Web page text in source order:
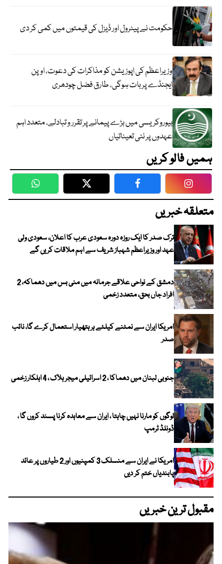
حکومت نے پیٹرول اور ڈیزل کی قیمتوں میں کمی کر دی
وزیراعظم کی اپوزیشن کو مذاکرات کی دعوت، اوپن
ایجنڈے پر بات ہوگی، طارق فضل چودھری
بیوروکریسی میں بڑے پیمانے پر تقرر و تبادلے، متعدد اہم
عہدوں پر نئی تعیناتیاں
ہمیں فالو کریں
WhatsApp Twitter Facebook
متعلقہ خبریں
ترک صدر کا ایک روزہ دورہ سعودی عرب کا اعلان، سعودی ولی
عہد اور وزیراعظم شہباز شریف سے اہم ملاقات کریں گے
دمشق کے نواحی علاقے جرمانہ میں منی بس میں دھماکہ، 2
افراد جاں بحق، متعدد زخمی
امریکا ایران سے نمٹنے کیلئے ہر ہتھیار استعمال کرے گا، نائب
صدر
جنوبی لبنان میں دھماکا ، 2 اسرائیلی میجر ہلاک ، 4 اہلکار زخمی
لوگوں کو مارنا نہیں چاہتا ، ایران سے معاہدہ کرنا پسند کروں گا ،
ڈونلڈ ٹرمپ
امریکا نے ایران سے منسلک 3 کمپنیوں اور 2 طیاروں پر عائد
پابندیاں ختم کر دیں
مقبول ترین خبریں